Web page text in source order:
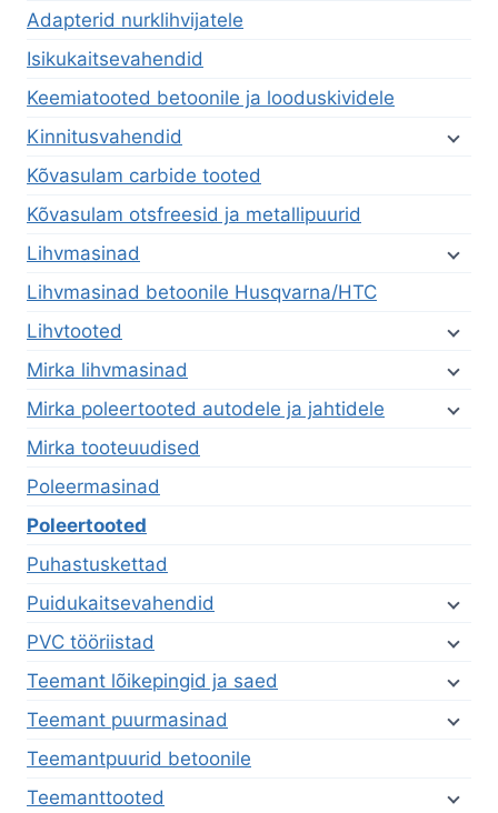
Adapterid nurklihvijatele
Isikukaitsevahendid
Keemiatooted betoonile ja looduskividele
Kinnitusvahendid
Kõvasulam carbide tooted
Kõvasulam otsfreesid ja metallipuurid
Lihvmasinad
Lihvmasinad betoonile Husqvarna/HTC
Lihvtooted
Mirka lihvmasinad
Mirka poleertooted autodele ja jahtidele
Mirka tooteuudised
Poleermasinad
Poleertooted
Puhastuskettad
Puidukaitsevahendid
PVC tööriistad
Teemant lõikepingid ja saed
Teemant puurmasinad
Teemantpuurid betoonile
Teemanttooted